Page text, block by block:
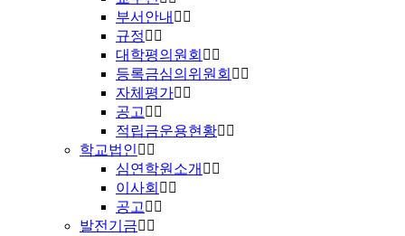
부서안내
규정
대학평의원회
등록금심의위원회
자체평가
공고
적립금운용현황
학교법인
심연학원소개
이사회
공고
발전기금